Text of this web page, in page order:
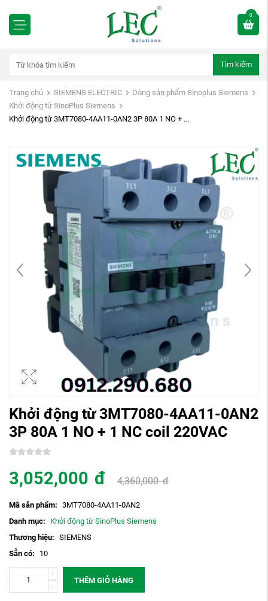
0
Tìm kiếm
Trang chủ SIEMENS ELECTRIC
Dòng sản phẩm Sinoplus Siemens
Khởi động từ SinoPlus Siemens
Khởi động từ 3MT7080-4AA11-0AN2 3P 80A 1 NO + ...
Khởi động từ 3MT7080-4AA11-0AN2
3P 80A 1 NO + 1 NC coil 220VAC
3,052,000 đ 4,360,000đ
Mã sản phẩm: 3MT7080-4AA11-0AN2
Danh mục:
Khởi động từ SinoPlus Siemens
Thương hiệu: SIEMENS
Sẵn có:
10
THÊM GIỎ HÀNG